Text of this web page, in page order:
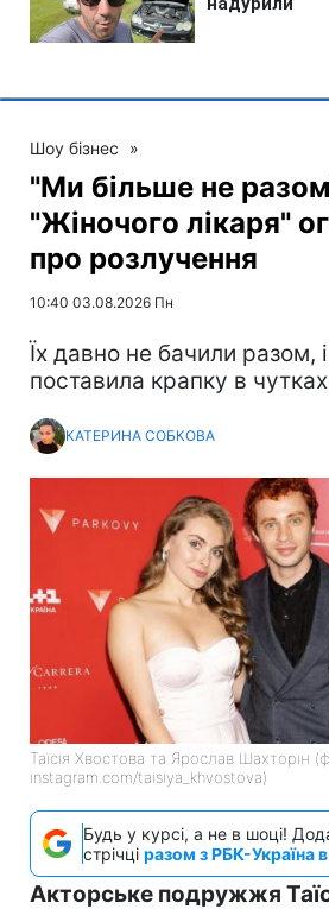
Шоу бізнес »
"Ми більше не
"Жіночого лікаря"
про розлучення
10:40 03.08.2026 Пн
Їх давно не бачили разом,
поставила крапку в чутках
КАТЕРИНА СОБКОВА
Таїсія Хвостова та Ярослав Шахторін
instagram.com/taisiya_khvostova)
Будь у курсі, а не в шоці!
стрічці разом з РБК-Україна
Акторське подружжя